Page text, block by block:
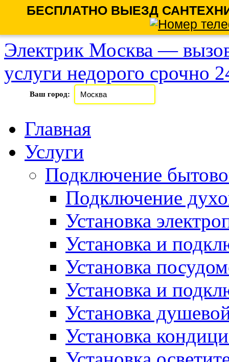
БЕСПЛАТНО ВЫЕЗД
Электрик Москва —
услуги недорого срочно
Ваш город:
Главная
Услуги
Подключение
Подключение
Установка
Установка и
Установка
Установка и
Установка
Установка